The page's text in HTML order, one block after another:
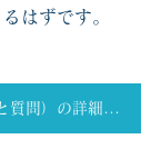
はずです。